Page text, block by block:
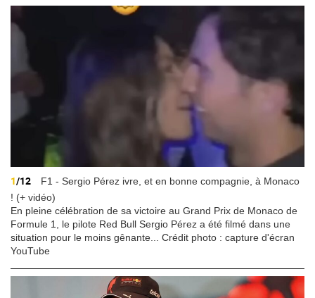
1/12
F1 - Sergio Pérez ivre, et en bonne compagnie, à Monaco
! (+ vidéo)
En pleine célébration de sa victoire au Grand Prix de Monaco de
Formule 1, le pilote Red Bull Sergio Pérez a été filmé dans une
situation pour le moins gênante... Crédit photo : capture d'écran
YouTube